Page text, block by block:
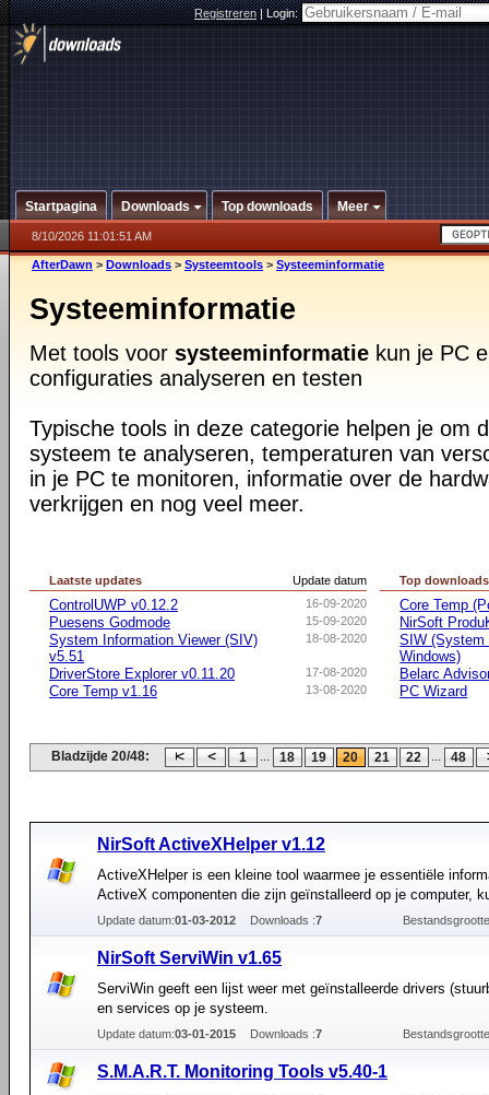
Registreren|Login:
Startpagina Downloads Top downloads Meer
8/10/2026 11:01:51 AM
AfterDawn > Downloads > Systeemtools > Systeeminformatie
Systeeminformatie
Met tools voor systeeminformatie kun je PC
configuraties analyseren en testen
Typische tools in deze categorie helpen je om
systeem te analyseren, temperaturen van
in je PC te monitoren, informatie over de
verkrijgen en nog veel meer.
Update datum
Laatste updates
16-09-2020
ControlUWP v0.12.2
15-09-2020
Puesens Godmode
18-08-2020
System Information Viewer (SIV)
v5.51
17-08-2020
DriverStore Explorer v0.11.20
13-08-2020
Core Temp v1.16
Top downloads
Core Temp
NirSoft
SIW (System
Windows)
Belarc
PC Wizard
Bladzijde 20/48: 1 ... 18 19 20 21 22 ... 48
NirSoft ActiveXHelper v1.12
ActiveXHelper is een kleine tool waarmee je essentiële
ActiveX componenten die zijn geïnstalleerd op je computer,
Update datum:01-03-2012 Downloads :7
NirSoft ServiWin v1.65
ServiWin geeft een lijst weer met geïnstalleerde drivers
en services op je systeem.
Update datum:03-01-2015 Downloads :7
S.M.A.R.T. Monitoring Tools v5.40-1